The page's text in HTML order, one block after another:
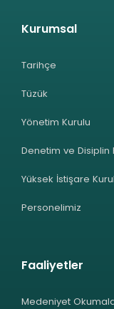
Kurumsal
Tarihçe
Tüzük
Yönetim Kurulu
Denetim ve Disiplin
Yüksek İstişare
Personelimiz
Faaliyetler
Medeniyet